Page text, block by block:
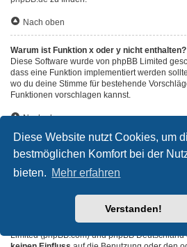
Diese Website nutzt Cookies, um
bestmöglichen Komfort bei der
bieten. Mehr erfahren
Verstanden!
Nach oben
Warum ist Funktion x oder y nicht enthalten?
Diese Software wurde von phpBB Limited
dass eine Funktion implementiert werden
wo du deine Stimme für bestehende
Funktionen vorschlagen kannst.
Nach oben
An wen soll ich mich wenden, falls es
Anfragen zu diesem Forum gibt?
Jeder Administrator, der auf der „Das Team“-
geeigneter Kontakt für deine Beschwerde.
durch) oder — falls diese
Webhoster wie z. B. Yahoo!, free.fr, funpic.de
den Abuse-Kontakt des betreffenden
Limited (phpBB.com) und phpBB